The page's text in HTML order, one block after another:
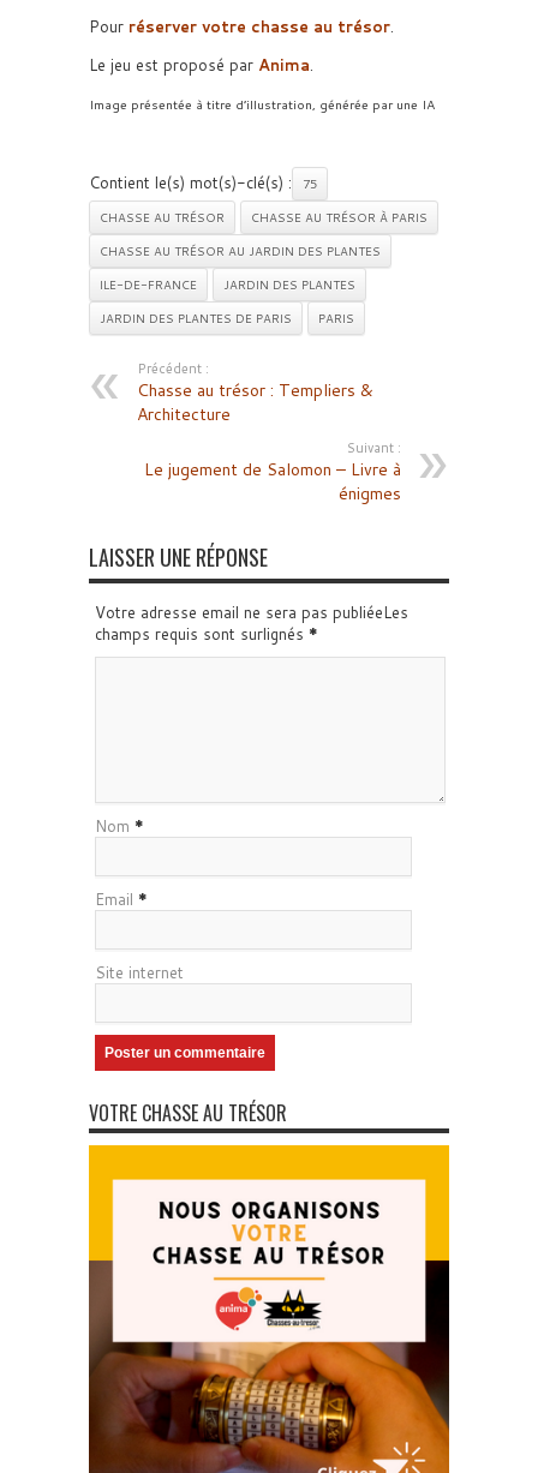
Pour réserver votre chasse au trésor.
Le jeu est proposé par Anima.
Image présentée à titre d’illustration, générée par une IA
Contient le(s) mot(s)-clé(s) :
75
CHASSE AU TRÉSOR
CHASSE AU TRÉSOR À PARIS
CHASSE AU TRÉSOR AU JARDIN DES PLANTES
ILE-DE-FRANCE
JARDIN DES PLANTES
JARDIN DES PLANTES DE PARIS
PARIS
Précédent :
Chasse au trésor : Templiers &
Architecture
Suivant :
Le jugement de Salomon – Livre à
énigmes
LAISSER UNE RÉPONSE
Votre adresse email ne sera pas publiéeLes
champs requis sont surlignés *
Nom *
Email *
Site internet
VOTRE CHASSE AU TRÉSOR